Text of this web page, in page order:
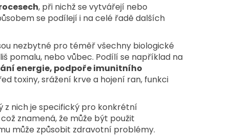
, při nichž se vytvářejí nebo
se podílejí i na celé řadě dalších
nezbytné pro téměř všechny biologické
pomalu, nebo vůbec. Podílí se například na
energie, podpoře imunitního
toxiny, srážení krve a hojení ran, funkci
z nich je specifický pro konkrétní
znamená, že může být použit
může způsobit zdravotní problémy.